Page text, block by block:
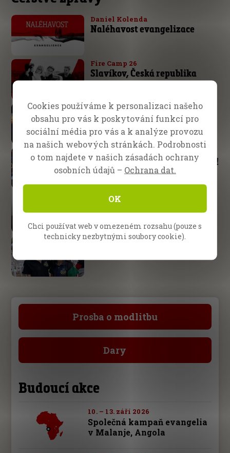
Daniel Kolenda
Naléhavost evangelizace
Fire Camp 26
Slavíkov, Česká republika
Škola evangelizace
Očekávejte od Boha veliké věci
Norimberk, Německo
Hospodinova ruka není krátká!
Daniel Kolenda
Tento boj je Hospodinův
Pattaya, Thajsko
Prosba o modlitbu
Dary
Budoucí akce
10. – 13. září 2026
Společná kampaň evangelia
v Malanje, Angola
Cookies používáme k personalizaci našeho
obsahu pro vás k poskytování funkcí pro
sociální média pro vás a k analýze provozu
na našich webových stránkách. Podrobnosti
o tom najdete v našich zásadách ochrany
osobních údajů – Ochrana dat.
OK
Chci používat web v omezeném rozsahu (pouze s
technicky nezbytnými soubory cookie).